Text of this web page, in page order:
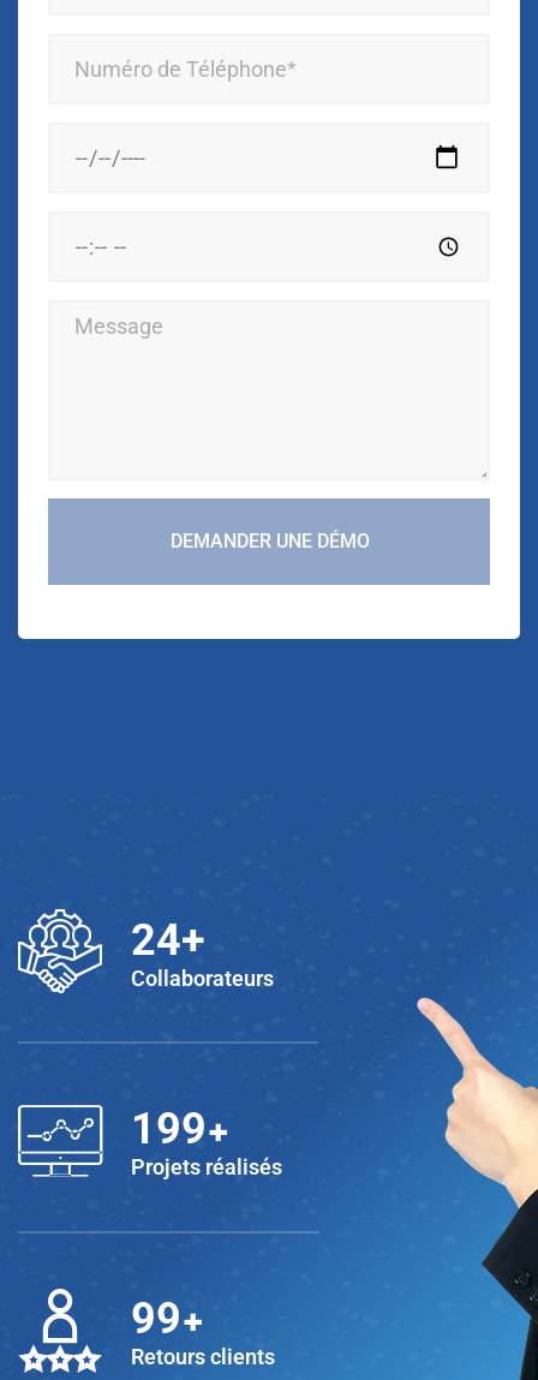
DEMANDER UNE DÉMO
25+
Collaborateurs
200+
Projets réalisés
100
Retours clients